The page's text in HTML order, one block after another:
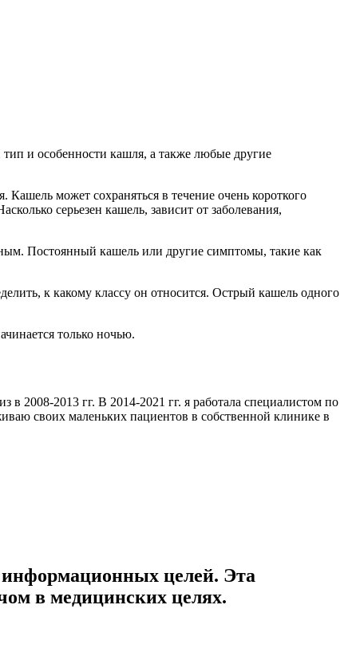
и особенности кашля, а также любые другие
может сохраняться в течение очень короткого
серьезен кашель, зависит от заболевания,
Постоянный кашель или другие симптомы, такие как
к какому классу он относится. Острый кашель одного
только ночью.
2008-2013 гг. В 2014-2021 гг. я работала специалистом по
своих маленьких пациентов в собственной клинике в
целей. Эта
в медицинских целях.